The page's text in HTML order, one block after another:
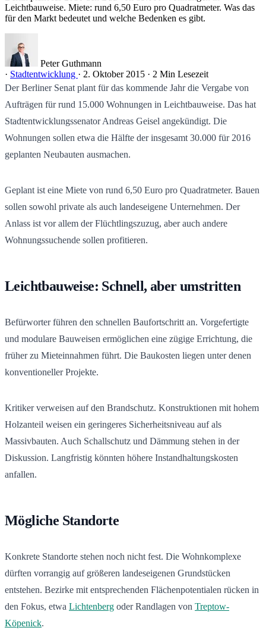
Leichtbauweise. Miete: rund 6,50 Euro pro Quadratmeter. Was das
für den Markt bedeutet und welche Bedenken es gibt.
Peter Guthmann
· Stadtentwicklung · 2. Oktober 2015 · 2 Min Lesezeit
Der Berliner Senat plant für das kommende Jahr die Vergabe von
Aufträgen für rund 15.000 Wohnungen in Leichtbauweise. Das hat
Stadtentwicklungssenator Andreas Geisel angekündigt. Die
Wohnungen sollen etwa die Hälfte der insgesamt 30.000 für 2016
geplanten Neubauten ausmachen.
Geplant ist eine Miete von rund 6,50 Euro pro Quadratmeter. Bauen
sollen sowohl private als auch landeseigene Unternehmen. Der
Anlass ist vor allem der Flüchtlingszuzug, aber auch andere
Wohnungssuchende sollen profitieren.
Leichtbauweise: Schnell, aber umstritten
Befürworter führen den schnellen Baufortschritt an. Vorgefertigte
und modulare Bauweisen ermöglichen eine zügige Errichtung, die
früher zu Mieteinnahmen führt. Die Baukosten liegen unter denen
konventioneller Projekte.
Kritiker verweisen auf den Brandschutz. Konstruktionen mit hohem
Holzanteil weisen ein geringeres Sicherheitsniveau auf als
Massivbauten. Auch Schallschutz und Dämmung stehen in der
Diskussion. Langfristig könnten höhere Instandhaltungskosten
anfallen.
Mögliche Standorte
Konkrete Standorte stehen noch nicht fest. Die Wohnkomplexe
dürften vorrangig auf größeren landeseigenen Grundstücken
entstehen. Bezirke mit entsprechenden Flächenpotentialen rücken in
den Fokus, etwa Lichtenberg oder Randlagen von Treptow-
Köpenick.